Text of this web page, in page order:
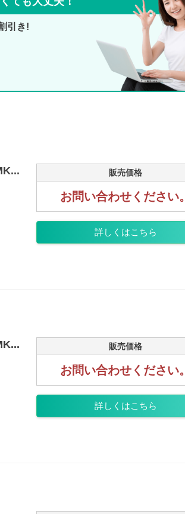
引き!
販売価格
お問い合わせください。
詳しくはこちら
販売価格
お問い合わせください。
詳しくはこちら